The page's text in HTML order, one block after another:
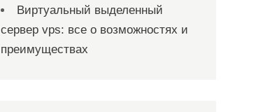
Виртуальный выделенный
сервер vps: все о возможностях и
преимуществах